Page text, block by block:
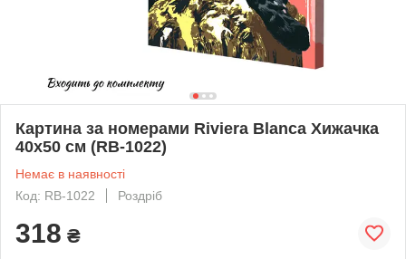
Картина за номерами Riviera Blanca Хижачка
40x50 см (RB-1022)
Немає в наявності
Код: RB-1022
Роздріб
318 ₴